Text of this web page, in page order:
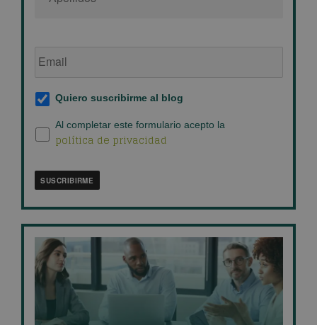
de
Suscripción
al
blog
*
Quiero suscribirme al blog
Política
de
Al completar este formulario acepto la
política de privacidad
SUSCRIBIRME